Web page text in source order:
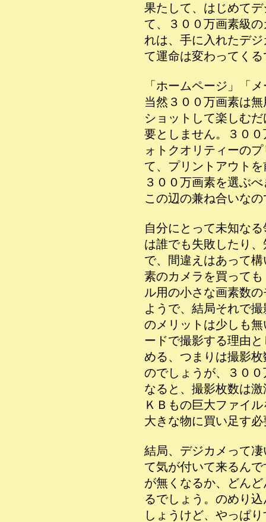
果たして、はじめて
て、３００万画素級
れは、手に入れたデ
て運命は変わってく
「ホームページ」「
当然３００万画素は
ショットして楽しむ
要としません。３０
ォトクオリティーの
て、プリントアウト
３００万画素を選ぶ
この辺の兼ね合いな
自分にとって未知な
は誰でも失敗したり
で、間違えはあって
素のカメラを買って
ル用の小さな画素数
ようで、結局それで
のメリットは少しも
ードで撮影する理由
める、つまりは撮影
のでしょうが、３０
なると、撮影枚数は
ＫＢもの巨大ファイ
大きな物に買い足す
結局、デジカメって
て気が付いて来るん
が無くなるか、どん
るでしょう。のめり
しょうけど、やっぱ